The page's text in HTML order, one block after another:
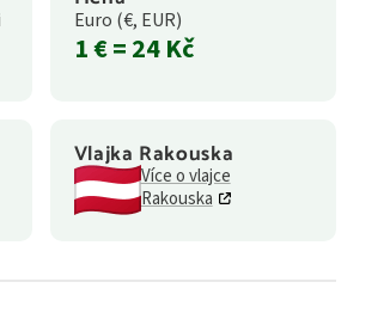
Euro (€, EUR)
1 € = 24 Kč
Vlajka Rakouska
Více o vlajce
Rakouska